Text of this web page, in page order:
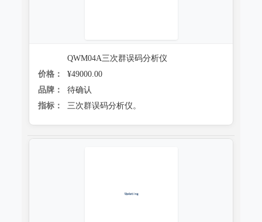
QWM04A三次群误码分析仪
价格：
¥49000.00
品牌：
待确认
指标：
三次群误码分析仪。